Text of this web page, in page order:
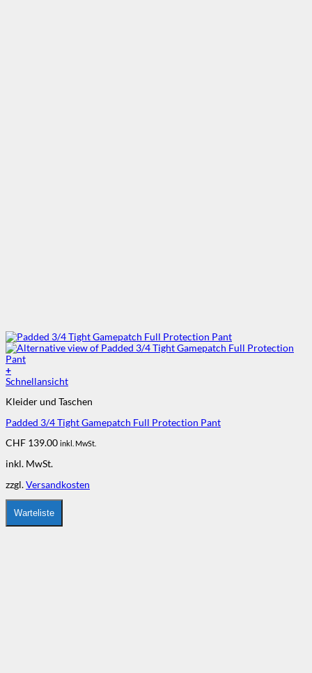
+
Dieses
weist
Varianten
Die
Optionen
können
auf
der
Produktseite
gewählt
werden
Schnellansicht
Kleider und Taschen
Padded 3/4 Tight Gamepatch Full Protection Pant
CHF 139.00 inkl. MwSt.
inkl. MwSt.
zzgl.Versandkosten
Warteliste